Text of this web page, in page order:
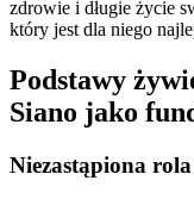
zdrowie i długie życie
który jest dla niego
Podstawy
Siano jako
Niezastąpiona